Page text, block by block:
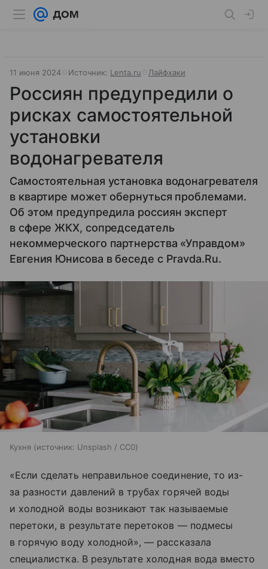
11 июня 2024 Источник: Lenta.ru Лайфхаки
Россиян предупредили о
рисках самостоятельной
установки
водонагревателя
Самостоятельная установка водонагревателя
в квартире может обернуться проблемами.
Об этом предупредила россиян эксперт
в сфере ЖКХ, сопредседатель
некоммерческого партнерства «Управдом»
Евгения Юнисова в беседе с Pravda.Ru.
Кухня источник: Unsplash / CC0
«Если сделать неправильное соединение, то из-
за разности давлений в трубах горячей воды
и холодной воды возникают так называемые
перетоки, в результате перетоков — подмесы
в горячую воду холодной», — рассказала
специалистка. В результате холодная вода вместо